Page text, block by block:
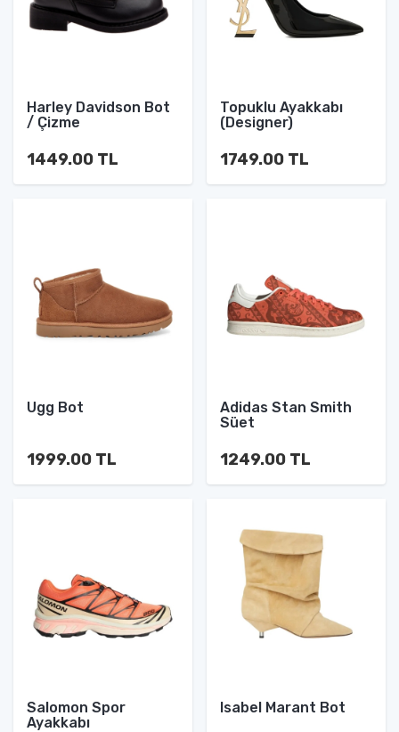
Harley Davidson Bot
/ Çizme
1449.00 TL
Topuklu Ayakkabı
(Designer)
1749.00 TL
Ugg Bot
1999.00 TL
Adidas Stan Smith
Süet
1249.00 TL
Salomon Spor
Ayakkabı
Isabel Marant Bot